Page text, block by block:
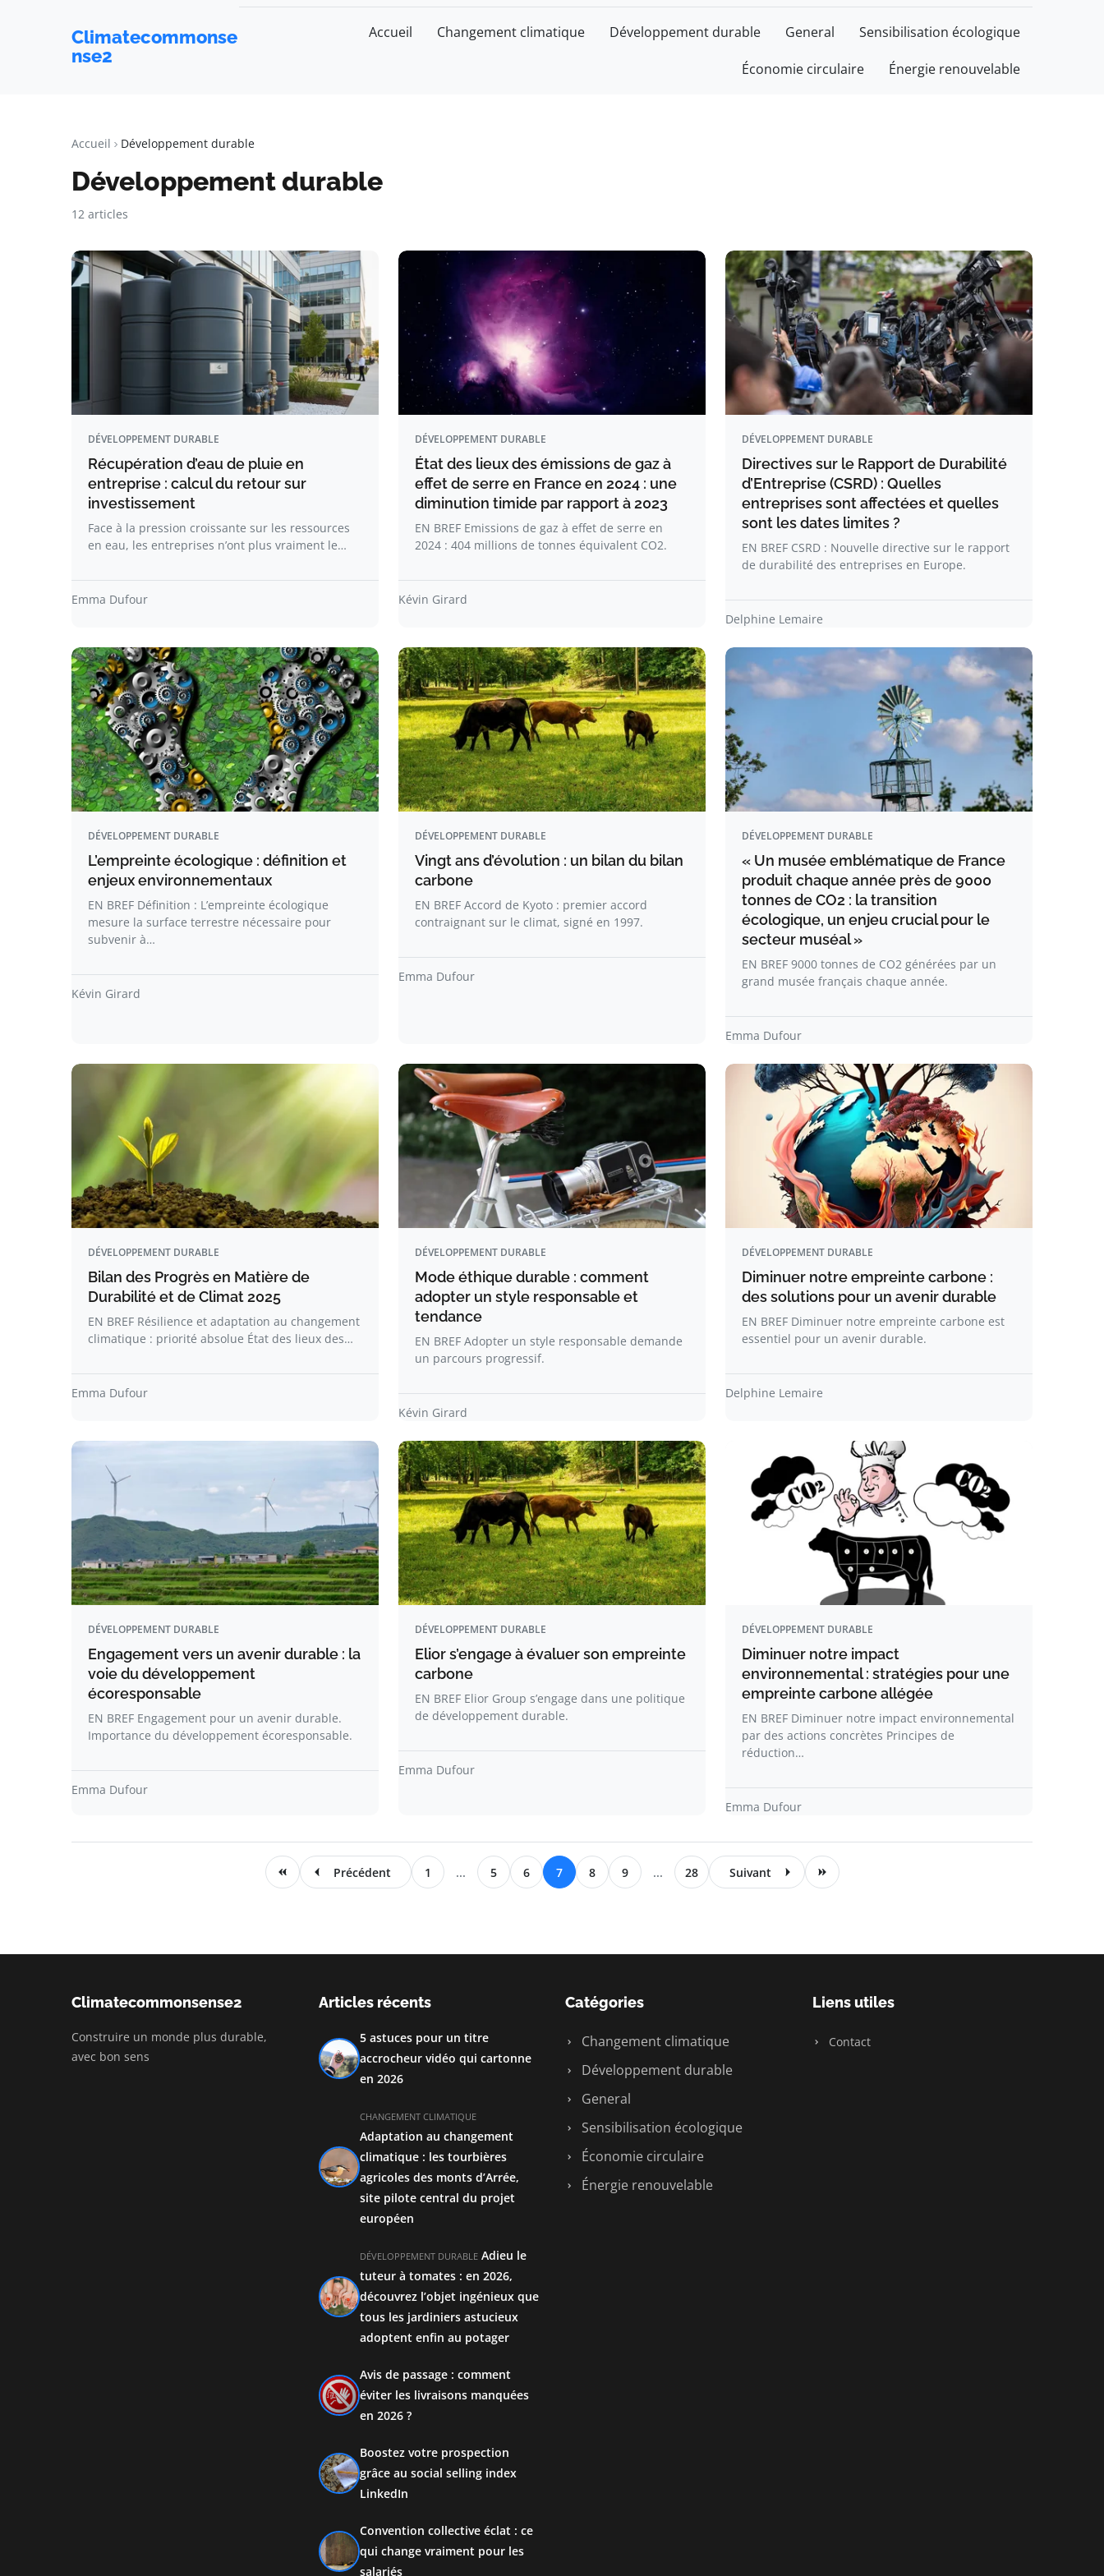
Climatecommonse
nse2
Accueil Changement climatique Développement durable General Sensibilisation écologique
Économie circulaire Énergie renouvelable
Accueil Développement durable
Développement durable
12 articles
DÉVELOPPEMENT DURABLE
Récupération d’eau de pluie en
entreprise : calcul du retour sur
investissement
Face à la pression croissante sur les ressources
en eau, les entreprises n’ont plus vraiment le…
Emma Dufour
DÉVELOPPEMENT DURABLE
État des lieux des émissions de gaz à
effet de serre en France en 2024 : une
diminution timide par rapport à 2023
EN BREF Emissions de gaz à effet de serre en
2024 : 404 millions de tonnes équivalent CO2.
Kévin Girard
DÉVELOPPEMENT DURABLE
Directives sur le Rapport de Durabilité
d’Entreprise (CSRD) : Quelles
entreprises sont affectées et quelles
sont les dates limites ?
EN BREF CSRD : Nouvelle directive sur le rapport
de durabilité des entreprises en Europe.
Delphine Lemaire
DÉVELOPPEMENT DURABLE
L’empreinte écologique : définition et
enjeux environnementaux
EN BREF Définition : L’empreinte écologique
mesure la surface terrestre nécessaire pour
subvenir à…
Kévin Girard
DÉVELOPPEMENT DURABLE
Vingt ans d’évolution : un bilan du bilan
carbone
EN BREF Accord de Kyoto : premier accord
contraignant sur le climat, signé en 1997.
Emma Dufour
DÉVELOPPEMENT DURABLE
« Un musée emblématique de France
produit chaque année près de 9000
tonnes de CO2 : la transition
écologique, un enjeu crucial pour le
secteur muséal »
EN BREF 9000 tonnes de CO2 générées par un
grand musée français chaque année.
Emma Dufour
DÉVELOPPEMENT DURABLE
Bilan des Progrès en Matière de
Durabilité et de Climat 2025
EN BREF Résilience et adaptation au changement
climatique : priorité absolue État des lieux des…
Emma Dufour
DÉVELOPPEMENT DURABLE
Mode éthique durable : comment
adopter un style responsable et
tendance
EN BREF Adopter un style responsable demande
un parcours progressif.
Kévin Girard
DÉVELOPPEMENT DURABLE
Diminuer notre empreinte carbone :
des solutions pour un avenir durable
EN BREF Diminuer notre empreinte carbone est
essentiel pour un avenir durable.
Delphine Lemaire
DÉVELOPPEMENT DURABLE
Engagement vers un avenir durable : la
voie du développement
écoresponsable
EN BREF Engagement pour un avenir durable.
Importance du développement écoresponsable.
Emma Dufour
DÉVELOPPEMENT DURABLE
Elior s’engage à évaluer son empreinte
carbone
EN BREF Elior Group s’engage dans une politique
de développement durable.
Emma Dufour
DÉVELOPPEMENT DURABLE
Diminuer notre impact
environnemental : stratégies pour une
empreinte carbone allégée
EN BREF Diminuer notre impact environnemental
par des actions concrètes Principes de
réduction…
Emma Dufour
Précédent 1 ... 5 6 7 8 9 ... 28 Suivant
Climatecommonsense2
Construire un monde plus durable,
avec bon sens
Articles récents
5 astuces pour un titre
accrocheur vidéo qui cartonne
en 2026
CHANGEMENT CLIMATIQUE
Adaptation au changement
climatique : les tourbières
agricoles des monts d’Arrée,
site pilote central du projet
européen
DÉVELOPPEMENT DURABLE Adieu le
tuteur à tomates : en 2026,
découvrez l’objet ingénieux que
tous les jardiniers astucieux
adoptent enfin au potager
Avis de passage : comment
éviter les livraisons manquées
en 2026 ?
Boostez votre prospection
grâce au social selling index
LinkedIn
Convention collective éclat : ce
qui change vraiment pour les
salariés
Catégories
Changement climatique
Développement durable
General
Sensibilisation écologique
Économie circulaire
Énergie renouvelable
Liens utiles
Contact